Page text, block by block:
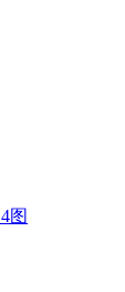
4图